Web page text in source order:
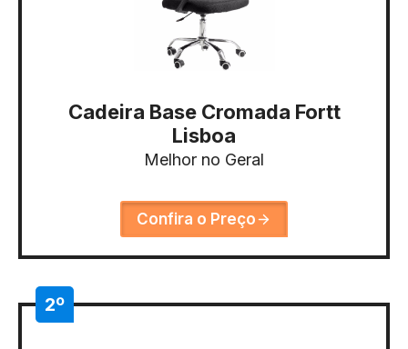
Cadeira Base Cromada Fortt
Lisboa
Melhor no Geral
Confira o Preço
2º